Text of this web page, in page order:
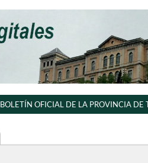
BOLETÍN OFICIAL DE LA PROVINCIA DE